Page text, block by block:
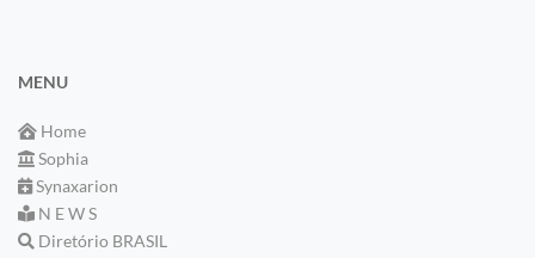
MENU
Home
Sophia
Synaxarion
N E W S
Diretório BRASIL